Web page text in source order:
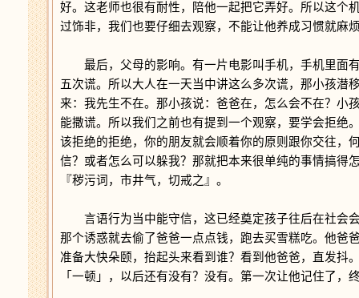
好。这老师也很有耐性，陪他一起把它弄好。所以这个
过饰非，我们也要仔细去观察，不能让他养成习惯就麻
最后，父母的影响。有一片电影叫手机，手机里面
五次谎。所以大人在一天当中讲这么多次谎，那小孩潜
来：我先生不在。那小孩说：爸爸在，怎么会不在？小
能撒谎。所以我们之前也有提到一个观察，要学会拒绝
该拒绝的拒绝，你的朋友就会顺着你的原则跟你交往，
信？或者怎么可以躲我？那就把本来很单纯的事情搞得
『秽污词，市井气，切戒之』。
言语行为当中能守信，这已经奠定孩子往后在社会
那个诱惑就去偷了爸爸一点点钱，跑去买雪糕吃。他爸
准备大快朵颐，抬起头来看到谁？看到他爸爸，直发抖
「一顿」，以后还有没有？没有。第一次让他记住了